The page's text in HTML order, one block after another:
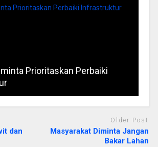
Prioritaskan Perbaiki
dan
Older Post
Masyarakat Diminta Jangan
Bakar Lahan